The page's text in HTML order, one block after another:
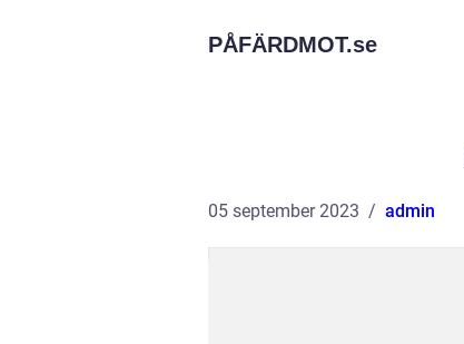
PÅFÄRDMOT.se
05 september 2023 admin